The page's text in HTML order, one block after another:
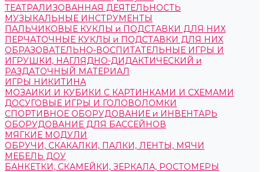
ТЕАТРАЛИЗОВАННАЯ ДЕЯТЕЛЬНОСТЬ
МУЗЫКАЛЬНЫЕ ИНСТРУМЕНТЫ
ПАЛЬЧИКОВЫЕ КУКЛЫ и ПОДСТАВКИ ДЛЯ НИХ
ПЕРЧАТОЧНЫЕ КУКЛЫ и ПОДСТАВКИ ДЛЯ НИХ
ОБРАЗОВАТЕЛЬНО-ВОСПИТАТЕЛЬНЫЕ ИГРЫ И
ИГРУШКИ, НАГЛЯДНО-ДИДАКТИЧЕСКИЙ и
РАЗДАТОЧНЫЙ МАТЕРИАЛ
ИГРЫ НИКИТИНА
МОЗАИКИ И КУБИКИ С КАРТИНКАМИ И СХЕМАМИ
ДОСУГОВЫЕ ИГРЫ И ГОЛОВОЛОМКИ
СПОРТИВНОЕ ОБОРУДОВАНИЕ и ИНВЕНТАРЬ
ОБОРУДОВАНИЕ ДЛЯ БАССЕЙНОВ
МЯГКИЕ МОДУЛИ
ОБРУЧИ, СКАКАЛКИ, ПАЛКИ, ЛЕНТЫ, МЯЧИ
МЕБЕЛЬ ДОУ
БАНКЕТКИ, СКАМЕЙКИ, ЗЕРКАЛА, РОСТОМЕРЫ